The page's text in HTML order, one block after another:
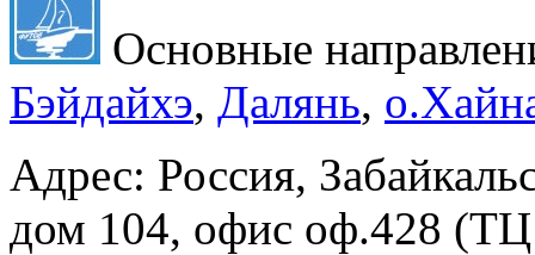
Основные
Бэйдайхэ, Далянь,
Адрес: Россия,
дом 104, офис оф.428